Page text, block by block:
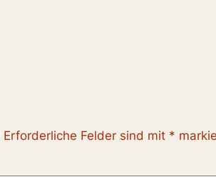
Erforderliche Felder sind mit *